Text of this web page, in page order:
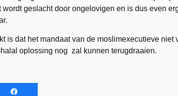
geslacht door ongelovigen en is dus even
is dat het mandaat van de moslimexecutieve niet
oplossing nog zal kunnen terugdraaien.